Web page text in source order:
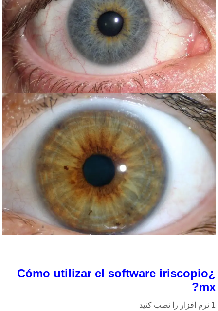
¿Cómo utilizar el software iriscopio